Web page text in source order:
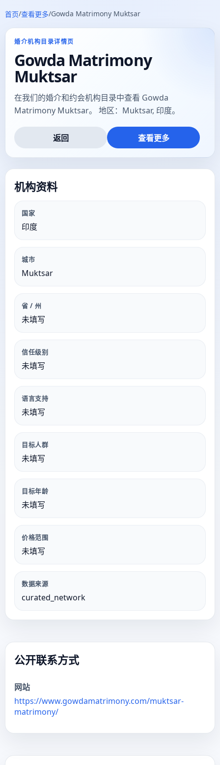
首页/查看更多/Gowda Matrimony Muktsar
婚介机构目录详情页
Gowda Matrimony
Muktsar
在我们的婚介和约会机构目录中查看 Gowda
Matrimony Muktsar。 地区：Muktsar, 印度。
返回 查看更多
机构资料
国家
印度
城市
Muktsar
省 / 州
未填写
信任级别
未填写
语言支持
未填写
目标人群
未填写
目标年龄
未填写
价格范围
未填写
数据来源
curated_network
公开联系方式
网站
https://www.gowdamatrimony.com/muktsar-
matrimony/